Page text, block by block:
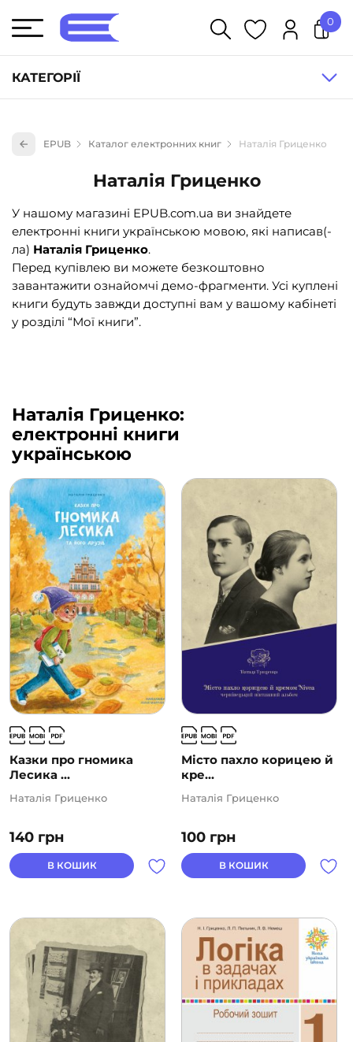
КАТЕГОРІЇ
Книги для дітей (835)
Книги для підлітків (240)
Науково-популярна література (1015)
Навчальна література та посібники (527)
Енциклопедії, довідники, словники (55)
Подарункові сертифікати (1)
0
EPUB Каталог електронних книг Наталія Гриценко
Наталія Гриценко
У нашому магазині EPUB.com.ua ви знайдете
електронні книги українською мовою, які написав(-
ла) Наталія Гриценко.
Перед купівлею ви можете безкоштовно
завантажити ознайомчі демо-фрагменти. Усі куплені
книги будуть завжди доступні вам у вашому кабінеті
у розділі “Мої книги”.
Наталія Гриценко:
електронні книги
українською
Казки про гномика
Лесика ...
140 грн
Наталія Гриценко
В КОШИК
Місто пахло корицею й
кре...
100 грн
Наталія Гриценко
В КОШИК